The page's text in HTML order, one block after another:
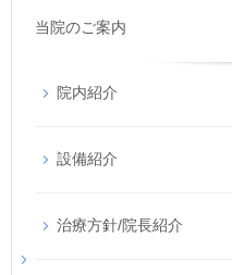
当院のご案内
院内紹介
設備紹介
治療方針/院長紹介